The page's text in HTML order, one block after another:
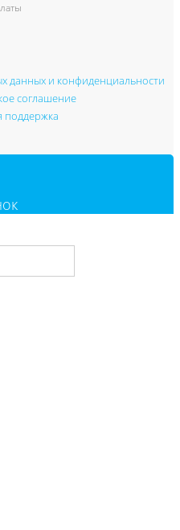
данных и конфиденциальности
соглашение
поддержка